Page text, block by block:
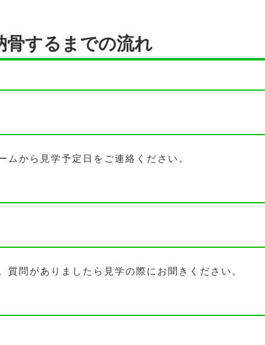
骨するまでの流れ
から見学予定日をご連絡ください。
質問がありましたら見学の際にお聞きください。